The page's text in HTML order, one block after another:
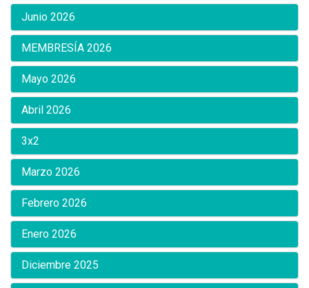
Junio 2026
MEMBRESÍA 2026
Mayo 2026
Abril 2026
3x2
Marzo 2026
Febrero 2026
Enero 2026
Diciembre 2025